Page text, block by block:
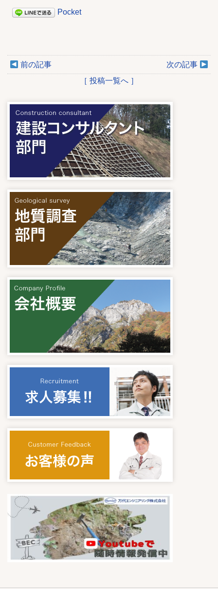
Pocket
前の記事
次の記事
［ 投稿一覧へ ］